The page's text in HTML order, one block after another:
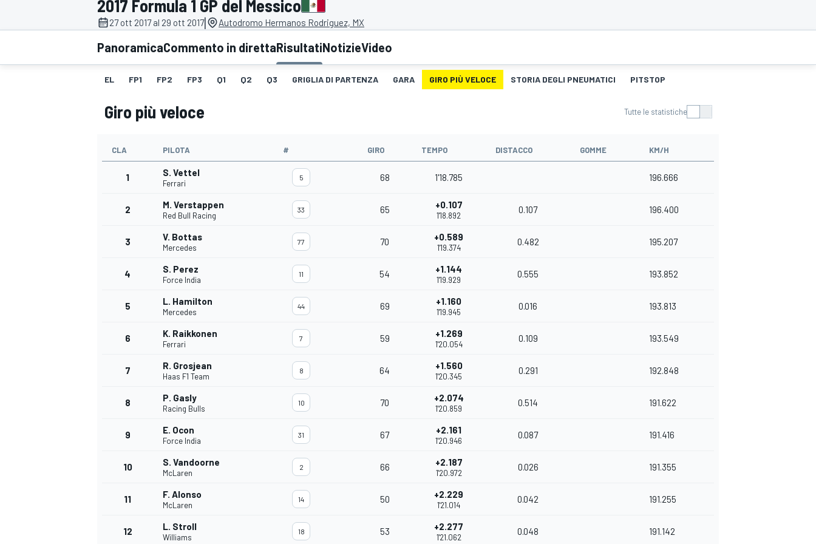
MOTOGP WEC
WRC
MONOPOSTO
2017 Formula 1 GP del Messico
27 ott 2017 al 29 ott 2017| Autodromo Hermanos Rodriguez, MX
PanoramicaCommento in direttaRisultatiNotizieVideo
EL FP1 FP2 FP3 Q1 Q2 Q3 GRIGLIA DI PARTENZA GARA GIRO PIÙ VELOCE STORIA DEGLI PNEUMATICI PITSTOP
Giro più veloce Tutte le statistiche
CLA PILOTA # GIRO TEMPO DISTACCO GOMME KM/H
1 S. Vettel
Ferrari
5 68 1'18.785 196.666
2 M. Verstappen
Red Bull Racing
33 65 +0.107
1'18.892
0.107 196.400
3 V. Bottas
Mercedes
77 70 +0.589
1'19.374
0.482 195.207
4 S. Perez
Force India
11 54 +1.144
1'19.929
0.555 193.852
5 L. Hamilton
Mercedes
44 69 +1.160
1'19.945
0.016 193.813
6 K. Raikkonen
Ferrari
7 59 +1.269
1'20.054
0.109 193.549
7 R. Grosjean
Haas F1 Team
8 64 +1.560
1'20.345
0.291 192.848
8 P. Gasly
Racing Bulls
10 70 +2.074
1'20.859
0.514 191.622
9 E. Ocon
Force India
31 67 +2.161
1'20.946
0.087 191.416
10 S. Vandoorne
McLaren
2 66 +2.187
1'20.972
0.026 191.355
11 F. Alonso
McLaren
14 50 +2.229
1'21.014
0.042 191.255
12 L. Stroll
Williams
18 53 +2.277
1'21.062
0.048 191.142